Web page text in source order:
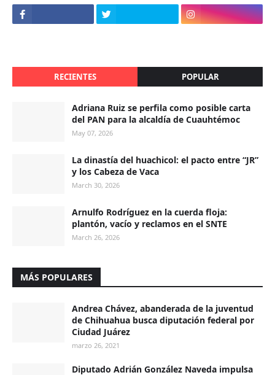
RECIENTES POPULAR
Adriana Ruiz se perfila como posible carta
del PAN para la alcaldía de Cuauhtémoc
May 07, 2026
La dinastía del huachicol: el pacto entre “JR”
y los Cabeza de Vaca
March 30, 2026
Arnulfo Rodríguez en la cuerda floja:
plantón, vacío y reclamos en el SNTE
March 26, 2026
MÁS POPULARES
Andrea Chávez, abanderada de la juventud
de Chihuahua busca diputación federal por
Ciudad Juárez
marzo 26, 2021
Diputado Adrián González Naveda impulsa